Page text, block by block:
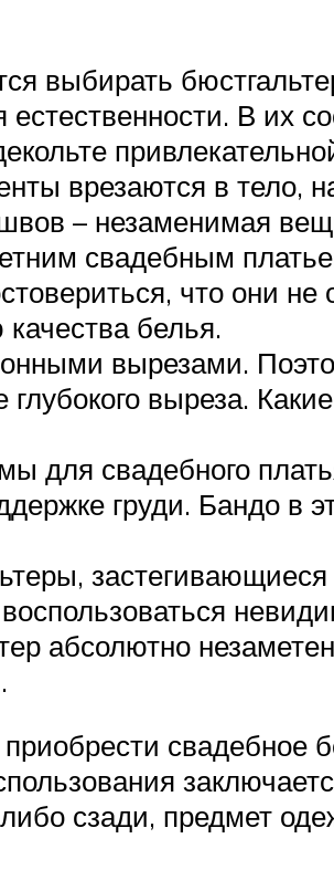
выбирать
В их
врезаются в тело,
– незаменимая
свадебным
что они
белья.
вырезами.
выреза.
для свадебного
груди. Бандо в
застегивающиеся
абсолютно
свадебное
сзади, предмет